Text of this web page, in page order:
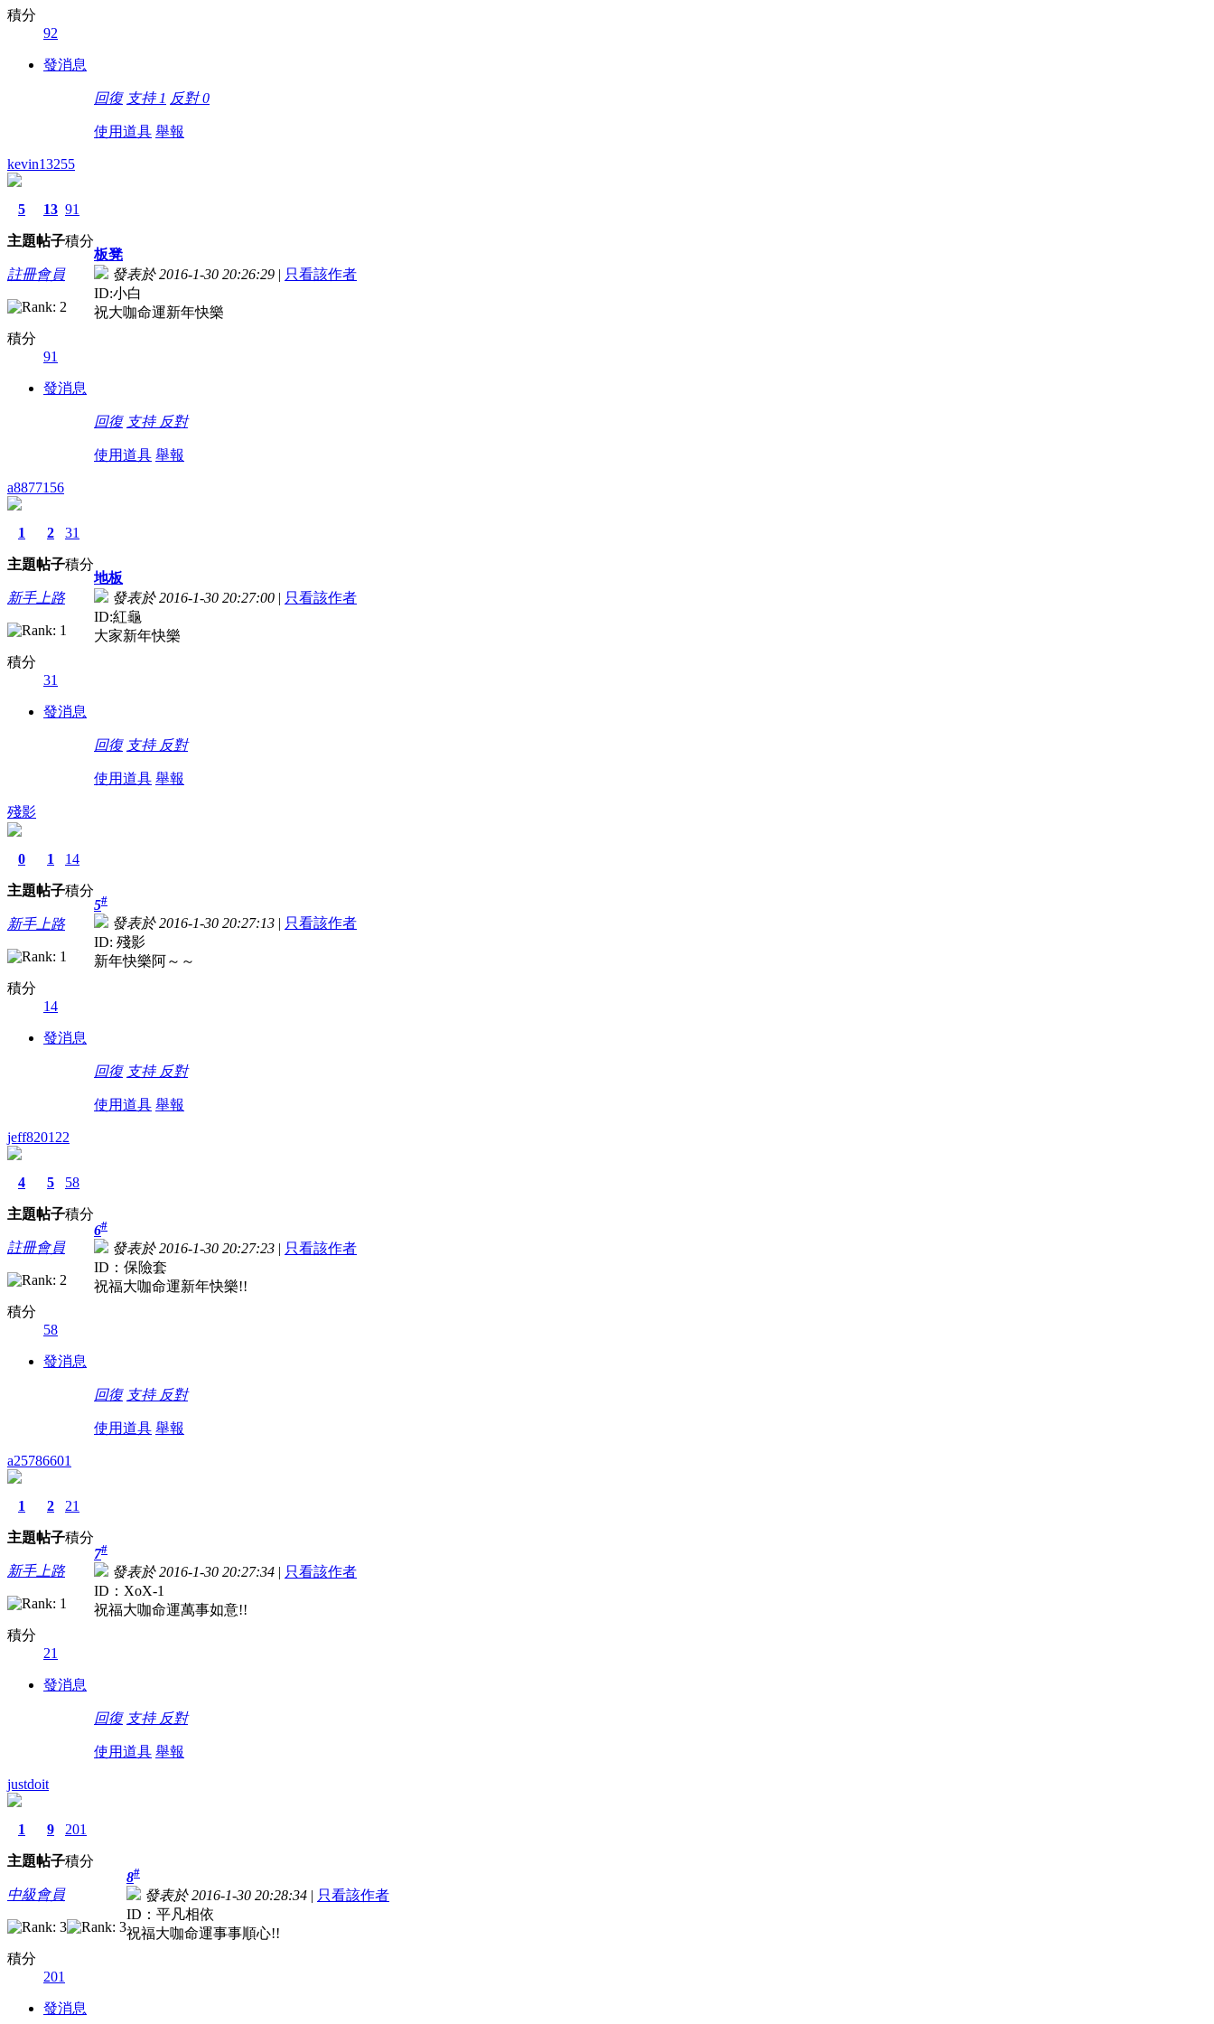
積分
92
發消息
回復 支持 1 反對0
使用道具 舉報
kevin13255
5
主題
13
帖子
91
積分
註冊會員
積分
91
發消息
板凳
發表於 2016-1-30 20:26:29 | 只看該作者
ID:小白
祝大咖命運新年快樂
回復 支持 反對
使用道具 舉報
a8877156
1
主題
2
帖子
31
積分
新手上路
積分
31
發消息
地板
發表於 2016-1-30 20:27:00 | 只看該作者
ID:紅龜
大家新年快樂
回復 支持 反對
使用道具 舉報
殘影
0
主題
1
帖子
14
積分
新手上路
積分
14
發消息
5#
發表於 2016-1-30 20:27:13 | 只看該作者
ID: 殘影
新年快樂阿～～
回復 支持 反對
使用道具 舉報
jeff820122
4
主題
5
帖子
58
積分
註冊會員
積分
58
發消息
6#
發表於 2016-1-30 20:27:23 | 只看該作者
ID：保險套
祝福大咖命運新年快樂!!
回復 支持 反對
使用道具 舉報
a25786601
1
主題
2
帖子
21
積分
新手上路
積分
21
發消息
7#
發表於 2016-1-30 20:27:34 | 只看該作者
ID：XoX-1
祝福大咖命運萬事如意!!
回復 支持 反對
使用道具 舉報
justdoit
1
主題
9
帖子
201
積分
中級會員
積分
201
發消息
8#
發表於 2016-1-30 20:28:34 | 只看該作者
ID：平凡相依
祝福大咖命運事事順心!!